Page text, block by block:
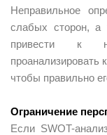
Неправильное
слабых сторон, а
привести к
проанализировать
чтобы правильно
Ограничение
Если SWOT-